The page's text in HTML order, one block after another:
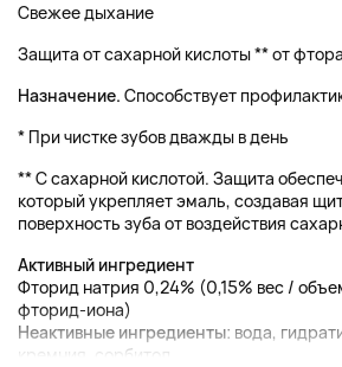
Свежее дыхание
Защита от сахарной кислоты ** от фтора
Назначение. Способствует
* При чистке зубов дважды в день
** С сахарной кислотой. Защита
который укрепляет эмаль, создавая
поверхность зуба от воздействия
Активный ингредиент
Фторид натрия 0,24% (0,15% вес /
фторид-иона)
Неактивные ингредиенты: вода,
кремния, сорбитол,...